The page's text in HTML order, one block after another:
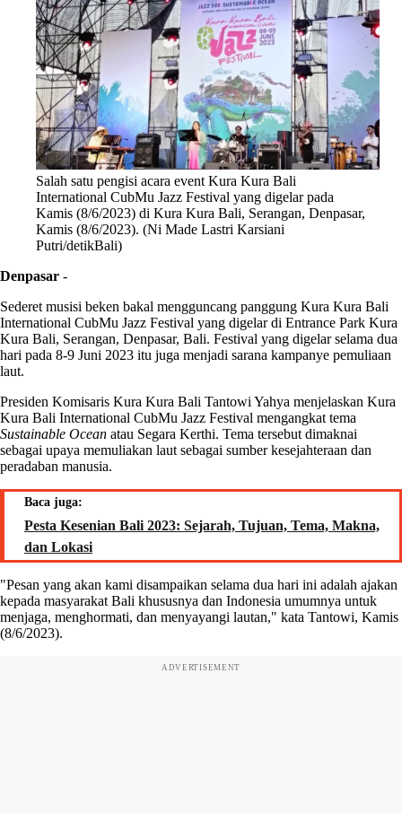
Salah satu pengisi acara event Kura Kura Bali
International CubMu Jazz Festival yang digelar pada
Kamis (8/6/2023) di Kura Kura Bali, Serangan, Denpasar,
Kamis (8/6/2023). (Ni Made Lastri Karsiani
Putri/detikBali)
Denpasar -
Sederet musisi beken bakal mengguncang panggung Kura Kura Bali
International CubMu Jazz Festival yang digelar di Entrance Park Kura
Kura Bali, Serangan, Denpasar, Bali. Festival yang digelar selama dua
hari pada 8-9 Juni 2023 itu juga menjadi sarana kampanye pemuliaan
laut.
Presiden Komisaris Kura Kura Bali Tantowi Yahya menjelaskan Kura
Kura Bali International CubMu Jazz Festival mengangkat tema
Sustainable Ocean atau Segara Kerthi. Tema tersebut dimaknai
sebagai upaya memuliakan laut sebagai sumber kesejahteraan dan
peradaban manusia.
Baca juga:
Pesta Kesenian Bali 2023: Sejarah, Tujuan, Tema, Makna,
dan Lokasi
"Pesan yang akan kami disampaikan selama dua hari ini adalah ajakan
kepada masyarakat Bali khususnya dan Indonesia umumnya untuk
menjaga, menghormati, dan menyayangi lautan," kata Tantowi, Kamis
(8/6/2023).
ADVERTISEMENT